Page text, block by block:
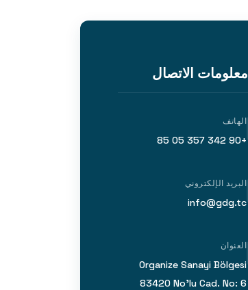
معلومات الاتصال
الهاتف
+90 342 357 05 85
البريد الإلكتروني
info@gdg.tc
العنوان
Organize Sanayi Bölgesi
83420 No’lu Cad. No: 6